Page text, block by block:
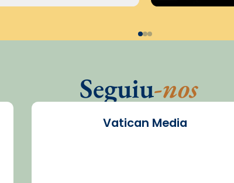
Seguiu-nos
Vatican Media